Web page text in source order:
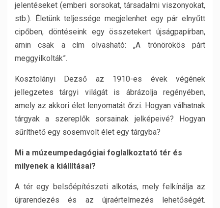
jelentéseket (emberi sorsokat, társadalmi viszonyokat,
stb.). Életünk teljessége megjelenhet egy pár elnyűtt
cipőben, döntéseink egy összetekert újságpapírban,
amin csak a cím olvasható: „A trónörökös párt
meggyilkolták”.
Kosztolányi Dezső az 1910-es évek végének
jellegzetes tárgyi világát is ábrázolja regényében,
amely az akkori élet lenyomatát őrzi. Hogyan válhatnak
tárgyak a szereplők sorsainak jelképeivé? Hogyan
sűríthető egy sosemvolt élet egy tárgyba?
Mi a múzeumpedagógiai foglalkoztató tér és
milyenek a kiállításai?
A tér egy belsőépítészeti alkotás, mely felkínálja az
újrarendezés és az újraértelmezés lehetőségét.